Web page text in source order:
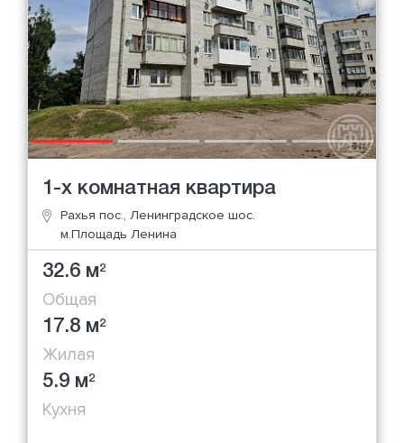
1-х комнатная квартира
Рахья пос., Ленинградское шос.
м.Площадь Ленина
32.6 м2
Общая
17.8 м2
Жилая
5.9 м2
Кухня